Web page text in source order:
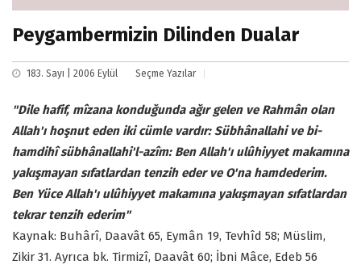
Peygambermizin Dilinden Dualar
183. Sayı | 2006 Eylül Seçme Yazılar
"Dile hafif, mîzana konduğunda ağır gelen ve Rahmân olan
Allah'ı hoşnut eden iki cümle vardır: Sübhânallahi ve bi-
hamdihî sübhânallahi'l-azîm: Ben Allah'ı ulûhiyyet makamına
yakışmayan sıfatlardan tenzih eder ve O'na hamdederim.
Ben Yüce Allah'ı ulûhiyyet makamına yakışmayan sıfatlardan
tekrar tenzih ederim"
Kaynak: Buhârî, Daavât 65, Eymân 19, Tevhîd 58; Müslim,
Zikir 31. Ayrıca bk. Tirmizî, Daavât 60; İbni Mâce, Edeb 56